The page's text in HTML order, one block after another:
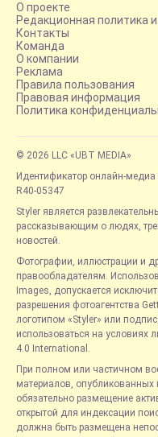
О проекте
Редакционная политика
Контакты
Команда
О компании
Реклама
Правила пользования
Правовая информация
Политика
© 2026 LLC «UBT MEDIA»
Идентификатор онлайн-медиа
R40-05347
Styler является
рассказывающим о людях,
новостей.
Фотографии, иллюстрации и
правообладателям.
Images, допускается
разрешения фотоагентства
логотипом «Styler» или
использоваться на условиях
4.0 International.
При полном или частичном
материалов, опубликованных
обязательно размещение
открытой для индексации
должна быть размещена